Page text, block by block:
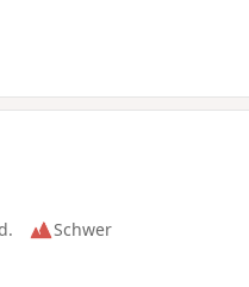
Schwer